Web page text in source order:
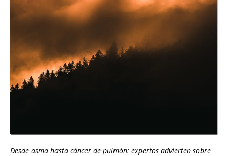
Desde asma hasta cáncer de pulmón: expertos advierten sobre